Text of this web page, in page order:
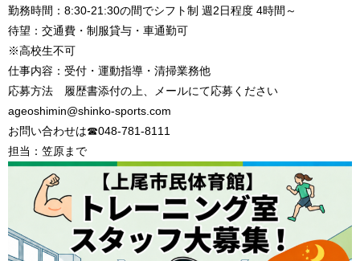
勤務時間：8:30-21:30の間でシフト制 週2日程度 4時間～
待望：交通費・制服貸与・車通勤可
※高校生不可
仕事内容：受付・運動指導・清掃業務他
応募方法 履歴書添付の上、メールにて応募ください
ageoshimin@shinko-sports.com
お問い合わせは☎048-781-8111
担当：笠原まで